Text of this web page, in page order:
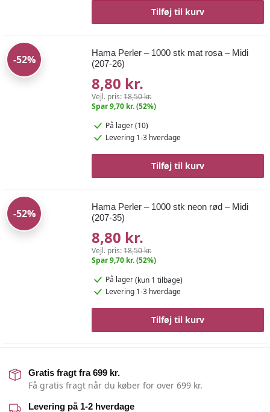
Tilføj til kurv
-52%
Hama Perler – 1000 stk mat rosa – Midi
(207-26)
8,80 kr.
Vejl. pris:18,50 kr.
Spar 9,70 kr. (52%)
På lager (10)
Levering 1-3 hverdage
Tilføj til kurv
-52%
Hama Perler – 1000 stk neon rød – Midi
(207-35)
8,80 kr.
Vejl. pris:18,50 kr.
Spar 9,70 kr. (52%)
På lager(kun 1 tilbage)
Levering 1-3 hverdage
Tilføj til kurv
Gratis fragt fra 699 kr.
Få gratis fragt når du køber for over 699 kr.
Levering på 1-2 hverdage